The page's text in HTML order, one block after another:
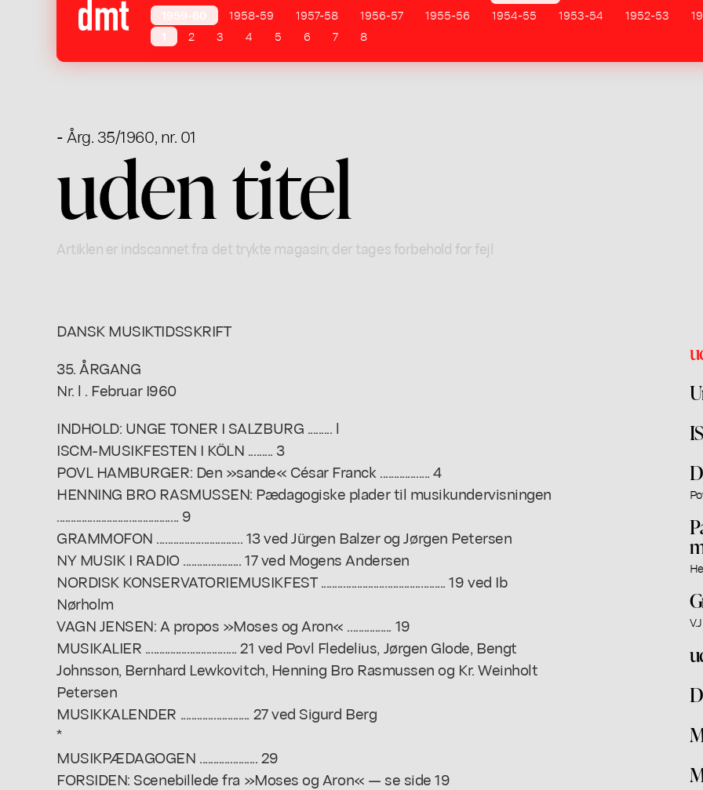
1958-59 1957-58 1956-57 1955-56 1954-55 1953-54 1952-53
2 3 4 5 6 7 8
- Årg. 35/1960, nr. 01
uden titel
Artiklen er indscannet fra det trykte magasin; der tages forbehold for fejl
DANSK MUSIKTIDSSKRIFT
35. ÅRGANG
Nr. l . Februar I960
INDHOLD: UNGE TONER I SALZBURG ......... l
ISCM-MUSIKFESTEN I KÖLN ......... 3
POVL HAMBURGER: Den »sande« César Franck .................. 4
HENNING BRO RASMUSSEN: Pædagogiske plader til musikundervisningen
............................................ 9
GRAMMOFON ............................... 13 ved Jürgen Balzer og Jørgen Petersen
NY MUSIK I RADIO ..................... 17 ved Mogens Andersen
NORDISK KONSERVATORIEMUSIKFEST ............................................. 19 ved Ib
Nørholm
VAGN JENSEN: A propos »Moses og Aron« ................ 19
MUSIKALIER ................................. 21 ved Povl Fledelius, Jørgen Glode, Bengt
Johnsson, Bernhard Lewkovitch, Henning Bro Rasmussen og Kr. Weinholt
Petersen
MUSIKKALENDER ......................... 27 ved Sigurd Berg
*
MUSIKPÆDAGOGEN ..................... 29
FORSIDEN: Scenebillede fra »Moses og Aron« — se side 19
V.J